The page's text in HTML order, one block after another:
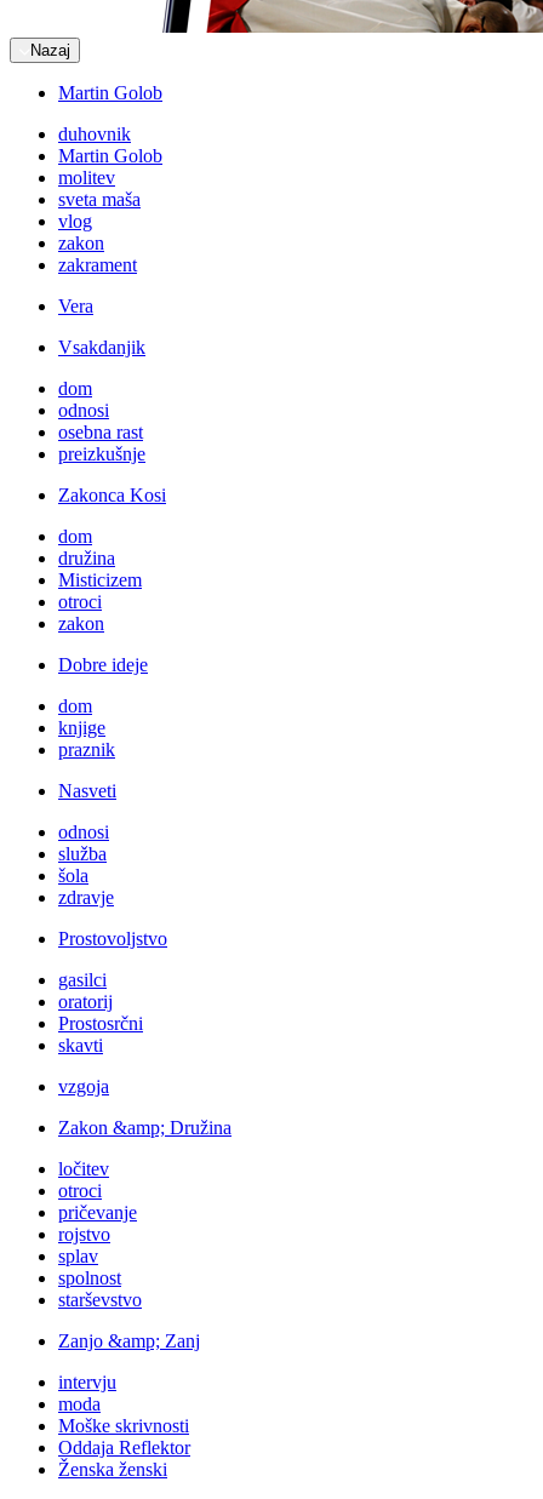
Nazaj
Martin Golob
duhovnik
Martin Golob
molitev
sveta maša
vlog
zakon
zakrament
Vera
Vsakdanjik
dom
odnosi
osebna rast
preizkušnje
Zakonca Kosi
dom
družina
Misticizem
otroci
zakon
Dobre ideje
dom
knjige
praznik
Nasveti
odnosi
služba
šola
zdravje
Prostovoljstvo
gasilci
oratorij
Prostosrčni
skavti
vzgoja
Zakon &amp; Družina
ločitev
otroci
pričevanje
rojstvo
splav
spolnost
starševstvo
Zanjo &amp; Zanj
intervju
moda
Moške skrivnosti
Oddaja Reflektor
Ženska ženski